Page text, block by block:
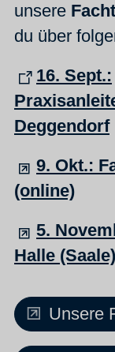
unsere
du über
16. Sept.:
Deggendorf
9. Okt.:
(online)
5.
Halle (Saale)
Unsere